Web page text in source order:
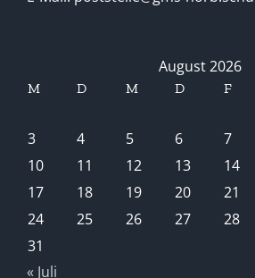
August 2026
M D M D F
3
4 5 6 7
10
11 12 13 14
17
18 19 20 21
24
25 26 27 28
31
« Juli